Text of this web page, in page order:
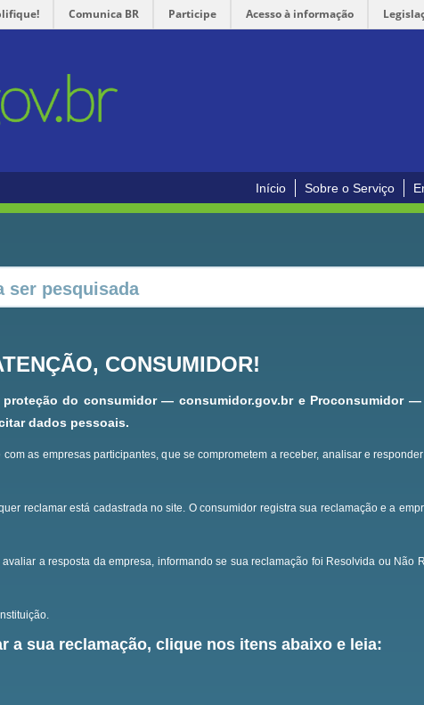
Comunica BR Participe Acesso à informação
Início Sobre o Serviço
CONSUMIDOR!
do consumidor — consumidor.gov.br e Proconsumidor
dados pessoais.
as empresas participantes, que se comprometem a receber, analisar e
reclamar está cadastrada no site. O consumidor registra sua reclamação e a
a resposta da empresa, informando se sua reclamação foi Resolvida ou Não
a sua reclamação, clique nos itens abaixo e leia: